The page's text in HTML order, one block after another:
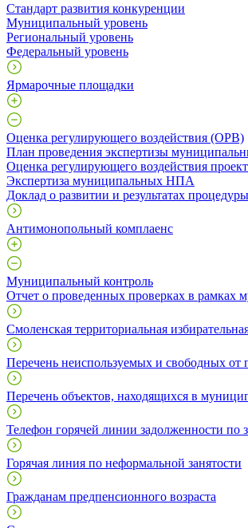
Стандарт развития конкуренции
Муниципальный уровень
Региональный уровень
Федеральный уровень
Ярмарочные площадки
Оценка регулирующего воздействия (ОРВ)
План проведения экспертизы
Оценка регулирующего воздействия
Экспертиза муниципальных НПА
Доклад о развитии и результатах
Антимонопольный комплаенс
Муниципальный контроль
Отчет о проведенных проверках в рамках
Смоленская территориальная
Перечень неиспользуемых и свободных от
Перечень объектов, находящихся в
Телефон горячей линии задолженности по
Горячая линия по неформальной занятости
Гражданам предпенсионного возраста